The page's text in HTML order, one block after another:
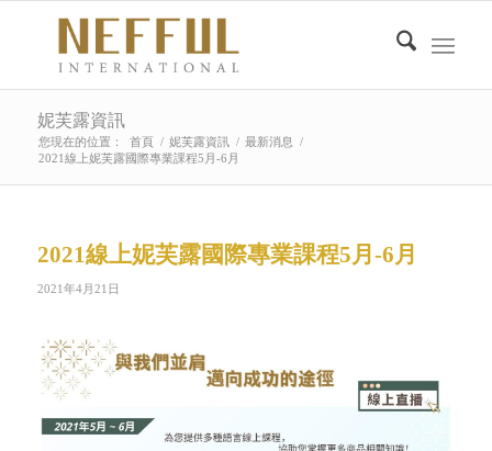
妮芙露資訊
您現在的位置： 首頁 / 妮芙露資訊 / 最新消息
/
2021線上妮芙露國際專業課程5月-6月
2021線上妮芙露國際專業課程5月-6月
2021年4月21日